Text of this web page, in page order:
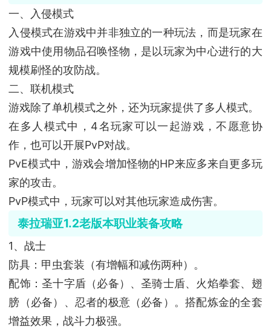
一、入侵模式
入侵模式在游戏中并非独立的一种玩法，而是玩家在
游戏中使用物品召唤怪物，是以玩家为中心进行的大
规模刷怪的攻防战。
二、联机模式
游戏除了单机模式之外，还为玩家提供了多人模式。
在多人模式中，4名玩家可以一起游戏，不愿意协
作，也可以开展PvP对战。
PvE模式中，游戏会增加怪物的HP来应多来自更多玩
家的攻击。
PvP模式中，玩家可以对其他玩家造成伤害。
泰拉瑞亚1.2老版本职业装备攻略
1、战士
防具：甲虫套装（有增幅和减伤两种）。
配饰：圣十字盾（必备）、圣骑士盾、火焰拳套、翅
膀（必备）、忍者的极意（必备）。搭配炼金的全套
增益效果，战斗力极强。